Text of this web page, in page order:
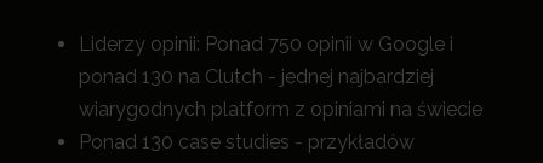
Liderzy opinii: Ponad 750 opinii w Google i
ponad 130 na Clutch - jednej najbardziej
wiarygodnych platform z opiniami na świecie
Ponad 130 case studies - przykładów